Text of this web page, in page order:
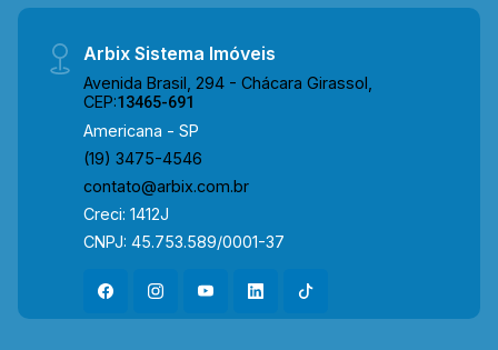
Arbix Sistema Imóveis
Avenida Brasil, 294 - Chácara Girassol,
CEP:13465-691
Americana - SP
(19) 3475-4546
contato@arbix.com.br
Creci: 1412J
CNPJ: 45.753.589/0001-37